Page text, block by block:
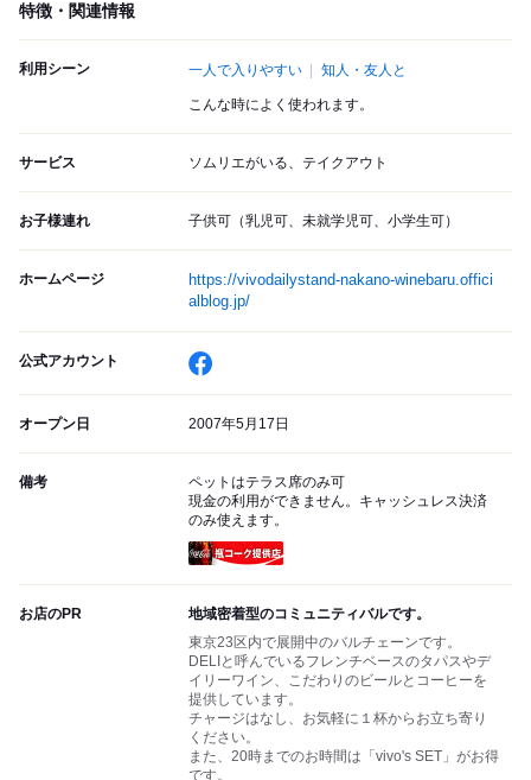
特徴・関連情報
利用シーン 一人で入りやすい 知人・友人と
こんな時によく使われます。
サービス ソムリエがいる、テイクアウト
お子様連れ 子供可（乳児可、未就学児可、小学生可）
ホームページ
https://vivodailystand-nakano-winebaru.offici
alblog.jp/
公式アカウント
オープン日 2007年5月17日
備考
ペットはテラス席のみ可
現金の利用ができません。キャッシュレス決済
のみ使えます。
お店のPR
地域密着型のコミュニティバルです。
東京23区内で展開中のバルチェーンです。
DELIと呼んでいるフレンチベースのタパスやデ
イリーワイン、こだわりのビールとコーヒーを
提供しています。
チャージはなし、お気軽に１杯からお立ち寄り
ください。
また、20時までのお時間は「vivo's SET」がお得
です。